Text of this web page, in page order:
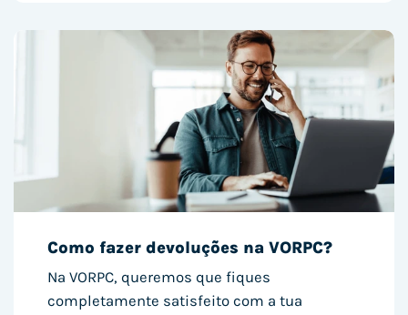
Como fazer devoluções na VORPC?
Na VORPC, queremos que fiques
completamente satisfeito com a tua